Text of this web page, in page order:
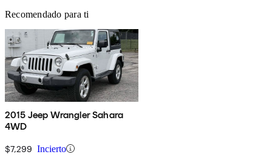
Recomendado para ti
2015 Jeep Wrangler Sahara
4WD
$7,299 Incierto